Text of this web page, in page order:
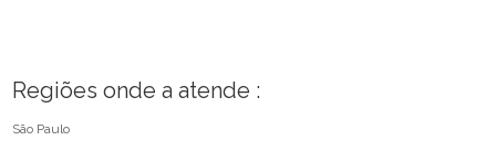
Regiões onde a atende :
São Paulo